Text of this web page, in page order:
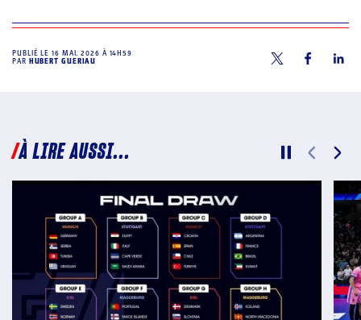
PUBLIÉ LE16 MAI. 2026 À 14H59
PAR HUBERT GUERIAU
À LIRE AUSSI...